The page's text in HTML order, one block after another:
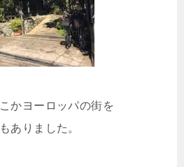
かヨーロッパの街を
ありました。